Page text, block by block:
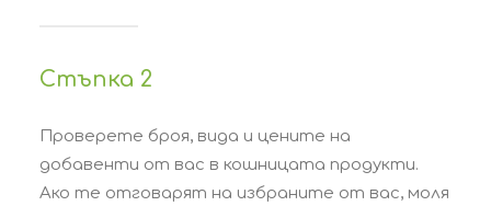
Стъпка 2
Проверете броя, вида и цените на
добавенти от вас в кошницата продукти.
Ако те отговарят на избраните от вас, моля